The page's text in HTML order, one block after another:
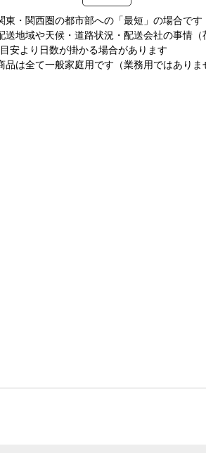
東・関西圏の都市部への「最短」の場合です
送地域や天候・道路状況・配送会社の事情
安より日数が掛かる場合があります
品は全て一般家庭用です（業務用ではありま